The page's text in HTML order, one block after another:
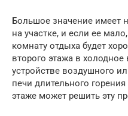
Большое значение имеет
на участке, и если ее
комнату отдыха будет
второго этажа в холодное
устройстве воздушного
печи длительного
этаже может решить эту